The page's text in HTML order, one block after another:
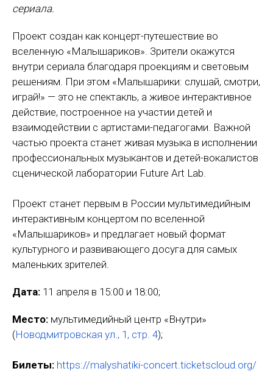
сериала.
Проект создан как концерт-путешествие во
вселенную «Малышариков». Зрители окажутся
внутри сериала благодаря проекциям и световым
решениям. При этом «Малышарики: слушай, смотри,
играй!» — это не спектакль, а живое интерактивное
действие, построенное на участии детей и
взаимодействии с артистами-педагогами. Важной
частью проекта станет живая музыка в исполнении
профессиональных музыкантов и детей-вокалистов
сценической лаборатории Future Art Lab.
Проект станет первым в России мультимедийным
интерактивным концертом по вселенной
«Малышариков» и предлагает новый формат
культурного и развивающего досуга для самых
маленьких зрителей.
Дата: 11 апреля в 15:00 и 18:00;
Место: мультимедийный центр «Внутри»
(Новодмитровская ул., 1, стр. 4);
Билеты: https://malyshatiki-concert.ticketscloud.org/